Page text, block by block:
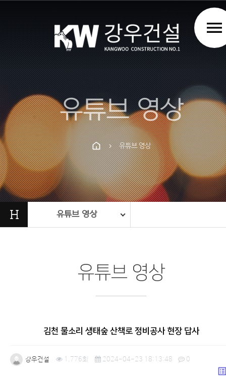
PrevNext
menu
유튜브 영상
chevron_right 유튜브 영상
H 유튜브 영상
유튜브 영상
김천 물소리 생태숲 산책로 정비공사 현장 답사
강우건설 1,776회 2024-04-23 18:13:48 0